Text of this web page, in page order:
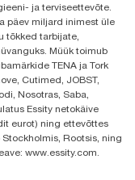
ja terviseettevõte.
päev miljard inimest üle
tõkked tarbijate,
Müük toimub
TENA ja Tork
Cutimed, JOBST,
Nosotras, Saba,
Essity netokäive
eurot) ning ettevõttes
Rootsis, ning
www.essity.com.